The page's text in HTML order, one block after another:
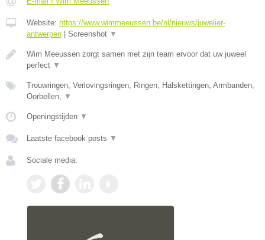
Website: https://www.wimmeeussen.be/nl/nieuws/juwelier-
antwerpen | Screenshot ▼
Wim Meeussen zorgt samen met zijn team ervoor dat uw juweel
perfect ▼
Trouwringen, Verlovingsringen, Ringen, Halskettingen, Armbanden,
Oorbellen,
▼
Openingstijden ▼
Laatste facebook posts ▼
Sociale media: